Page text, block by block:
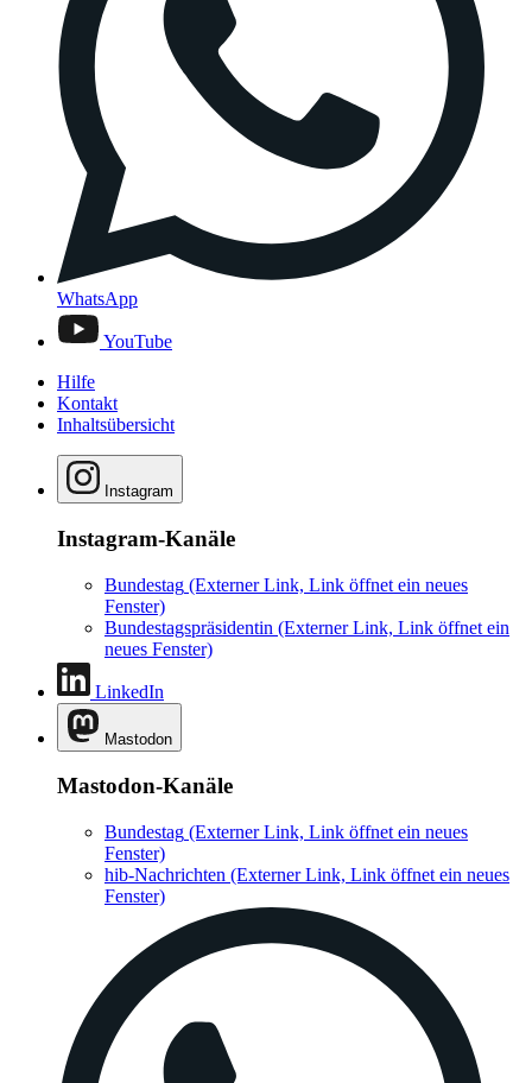
WhatsApp
YouTube
Hilfe
Kontakt
Inhaltsübersicht
Instagram
Instagram-Kanäle
Bundestag (Externer Link, Link öffnet ein neues
Fenster)
Bundestagspräsidentin (Externer Link, Link öffnet ein
neues Fenster)
LinkedIn
Mastodon
Mastodon-Kanäle
Bundestag (Externer Link, Link öffnet ein neues
Fenster)
hib-Nachrichten (Externer Link, Link öffnet ein neues
Fenster)